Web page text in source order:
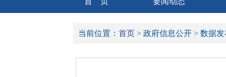
当前位置： 首页 > 政府信息公开 > 数据